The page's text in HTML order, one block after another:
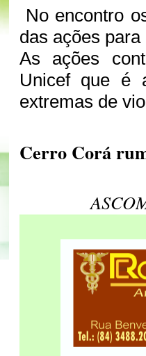
No encontro
das ações
As ações
Unicef que é
extremas de
Cerro Corá